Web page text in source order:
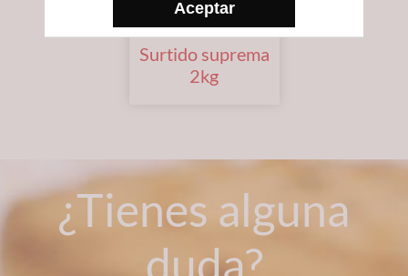
Surtido suprema
2kg
¿Tienes alguna
duda?
Aceptar